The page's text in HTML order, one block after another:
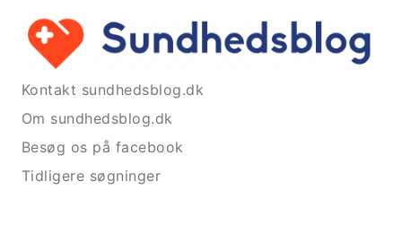
Kontakt sundhedsblog.dk
Om sundhedsblog.dk
Besøg os på facebook
Tidligere søgninger